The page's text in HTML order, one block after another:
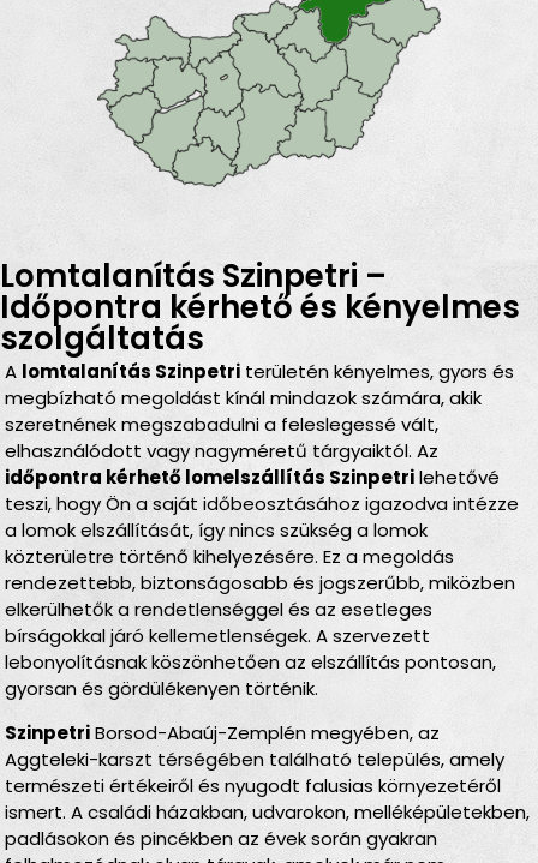
Lomtalanítás Szinpetri –
Időpontra kérhető és kényelmes
szolgáltatás
A lomtalanítás Szinpetri területén kényelmes, gyors és
megbízható megoldást kínál mindazok számára, akik
szeretnének megszabadulni a feleslegessé vált,
elhasználódott vagy nagyméretű tárgyaiktól. Az
időpontra kérhető lomelszállítás Szinpetrilehetővé
teszi, hogy Ön a saját időbeosztásához igazodva intézze
a lomok elszállítását, így nincs szükség a lomok
közterületre történő kihelyezésére. Ez a megoldás
rendezettebb, biztonságosabb és jogszerűbb, miközben
elkerülhetők a rendetlenséggel és az esetleges
bírságokkal járó kellemetlenségek. A szervezett
lebonyolításnak köszönhetően az elszállítás pontosan,
gyorsan és gördülékenyen történik.
SzinpetriBorsod-Abaúj-Zemplén megyében, az
Aggteleki-karszt térségében található település, amely
természeti értékeiről és nyugodt falusias környezetéről
ismert. A családi házakban, udvarokon, melléképületekben,
padlásokon és pincékben az évek során gyakran